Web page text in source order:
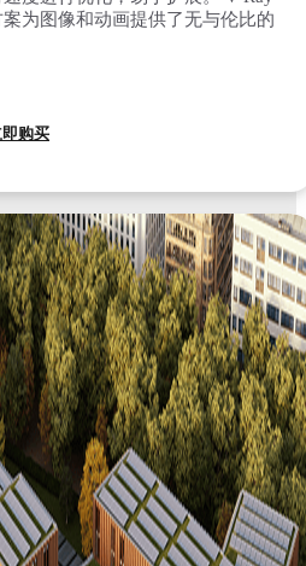
为图像和动画提供了无与伦比的
购买